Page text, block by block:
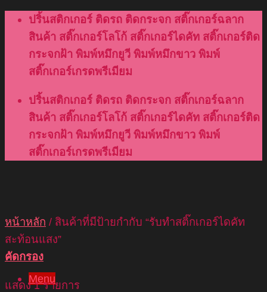
Skip
content
ปริ้นสติกเกอร์ ติดรถ ติดกระจก สติ๊กเกอร์ฉลาก
สินค้า สติ๊กเกอร์โลโก้ สติ๊กเกอร์ไดคัท สติ๊กเกอร์ติด
กระจกฝ้า พิมพ์หมึกยูวี พิมพ์หมึกขาว พิมพ์
สติ๊กเกอร์เกรดพรีเมียม
ปริ้นสติกเกอร์ ติดรถ ติดกระจก สติ๊กเกอร์ฉลาก
สินค้า สติ๊กเกอร์โลโก้ สติ๊กเกอร์ไดคัท สติ๊กเกอร์ติด
กระจกฝ้า พิมพ์หมึกยูวี พิมพ์หมึกขาว พิมพ์
สติ๊กเกอร์เกรดพรีเมียม
Menu
หน้าหลัก / สินค้าที่มีป้ายกำกับ “รับทําสติ๊กเกอร์ไดคัท
สะท้อนแสง”
คัดกรอง
แสดง 1 รายการ